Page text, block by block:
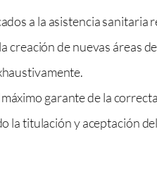
a la asistencia sanitaria
creación de nuevas áreas
garante de la
la titulación y aceptación